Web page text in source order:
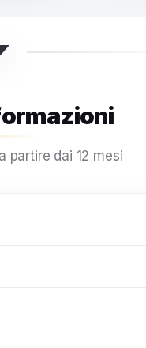
partire dai 12 mesi